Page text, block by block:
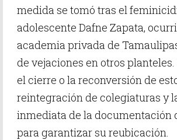
medida se tomó tras el
adolescente Dafne Zapata,
academia privada de
de vejaciones en otros planteles.
el cierre o la reconversión de
reintegración de colegiaturas y
inmediata de la documentación
para garantizar su reubicación.